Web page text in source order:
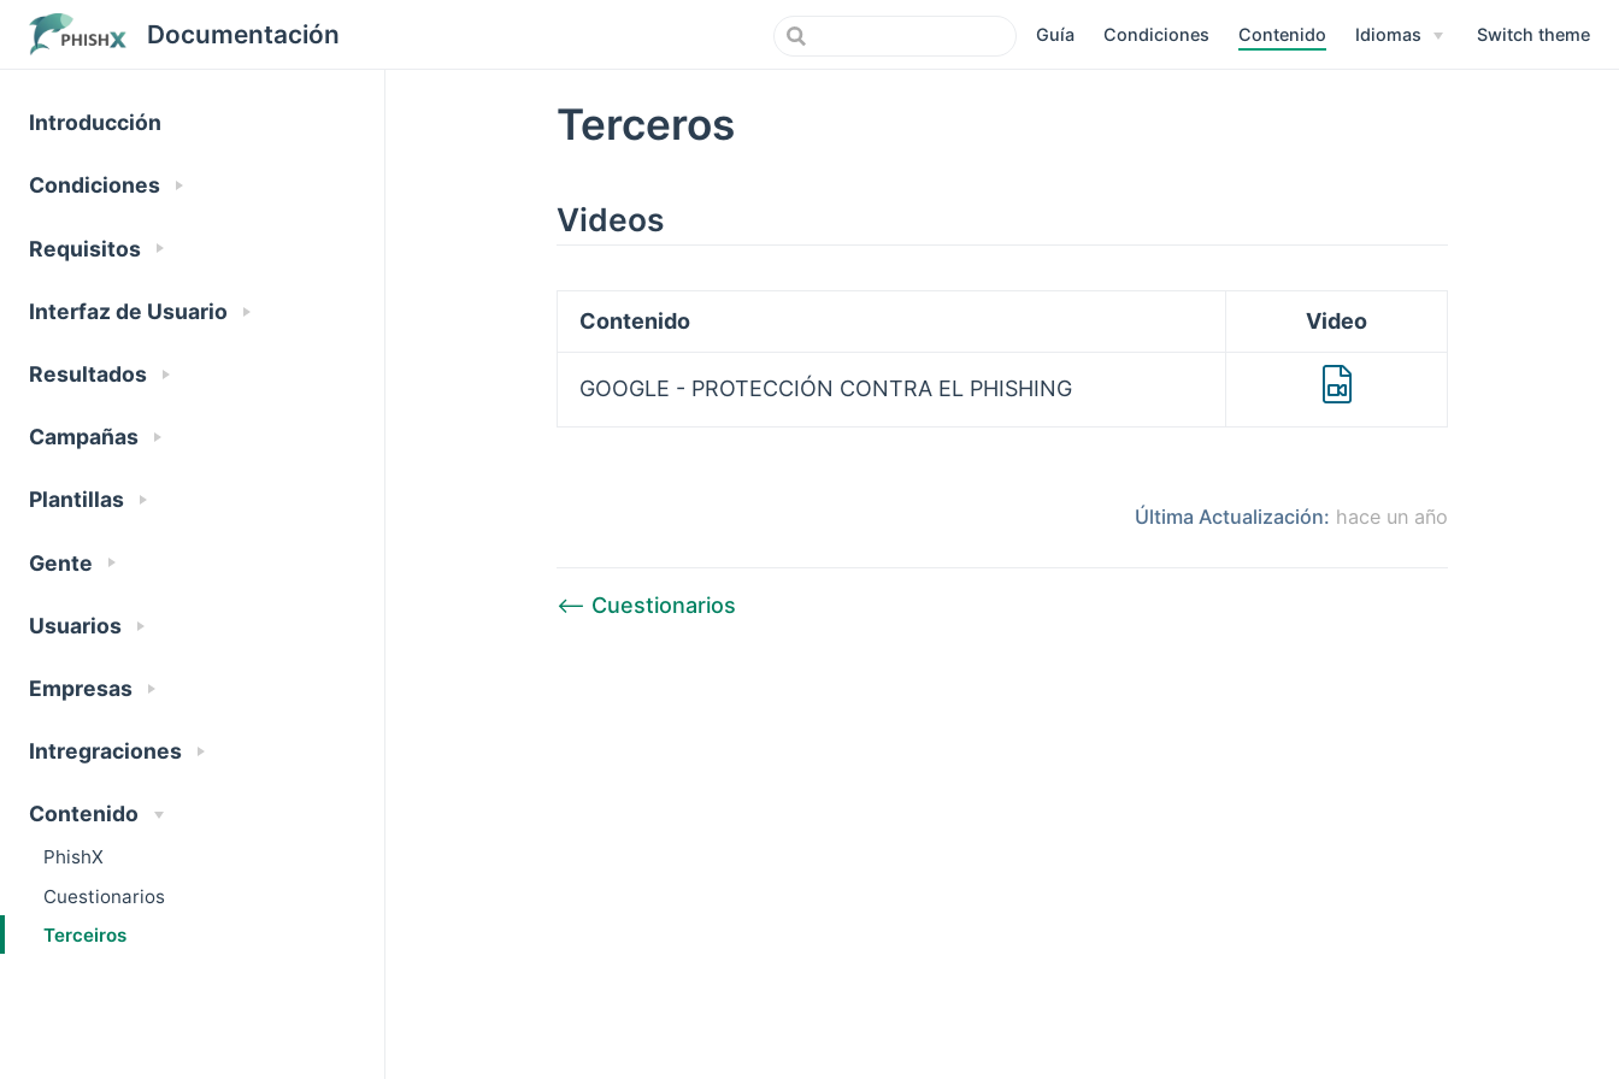
Documentación Guía Condiciones Contenido Idiomas Switch theme
Introducción
Condiciones
Requisitos
Interfaz de Usuario
Resultados
Campañas
Plantillas
Gente
Usuarios
Empresas
Intregraciones
Contenido
PhishX
Cuestionarios
Terceiros
Terceros
Videos
Contenido Video
GOOGLE - PROTECCIÓN CONTRA EL PHISHING
Última Actualización: hace un año
⟵ Cuestionarios